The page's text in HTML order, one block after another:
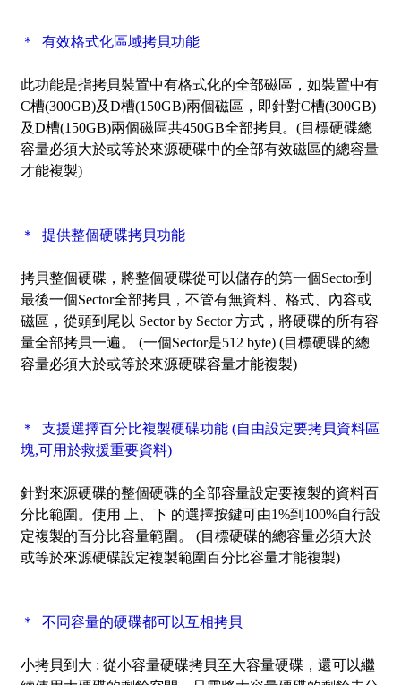
＊ 有效格式化區域拷貝功能
此功能是指拷貝裝置中有格式化的全部磁區，如裝置中有
C槽(300GB)及D槽(150GB)兩個磁區，即針對C槽(300GB)
及D槽(150GB)兩個磁區共450GB全部拷貝。(目標硬碟總
容量必須大於或等於來源硬碟中的全部有效磁區的總容量
才能複製)
＊ 提供整個硬碟拷貝功能
拷貝整個硬碟，將整個硬碟從可以儲存的第一個Sector到
最後一個Sector全部拷貝，不管有無資料、格式、內容或
磁區，從頭到尾以 Sector by Sector 方式，將硬碟的所有容
量全部拷貝一遍。 (一個Sector是512 byte) (目標硬碟的總
容量必須大於或等於來源硬碟容量才能複製)
＊ 支援選擇百分比複製硬碟功能 (自由設定要拷貝資料區
塊,可用於救援重要資料)
針對來源硬碟的整個硬碟的全部容量設定要複製的資料百
分比範圍。使用 上、下 的選擇按鍵可由1%到100%自行設
定複製的百分比容量範圍。 (目標硬碟的總容量必須大於
或等於來源硬碟設定複製範圍百分比容量才能複製)
＊ 不同容量的硬碟都可以互相拷貝
小拷貝到大 : 從小容量硬碟拷貝至大容量硬碟，還可以繼